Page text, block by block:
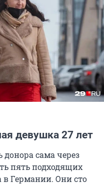
девушка 27 лет
донора сама через
пять подходящих
в Германии. Они сто